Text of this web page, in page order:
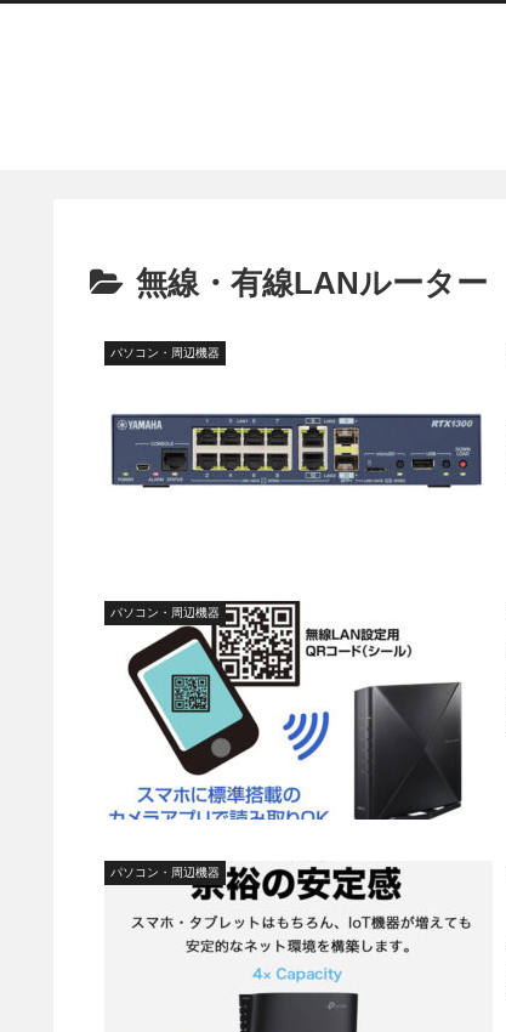
無線・有線LANルーター
パソコン・周辺機器
パソコン・周辺機器
パソコン・周辺機器